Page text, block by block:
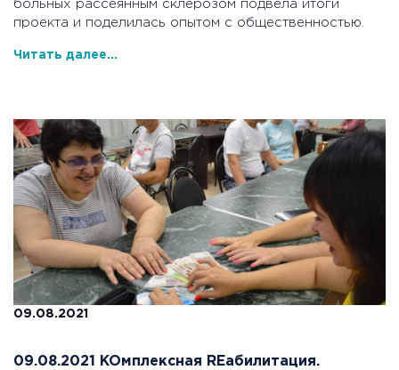
больных рассеянным склерозом подвела итоги
проекта и поделилась опытом с общественностью.
Читать далее...
09.08.2021
09.08.2021 KOмплексная REабилитация.